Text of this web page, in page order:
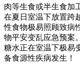
肉等生食或半生食加
在夏日室温下放置跨
性食物极易照顾致病
物平安变乱应急预案
糖水正在室温下极易
备食源性疾病发生！